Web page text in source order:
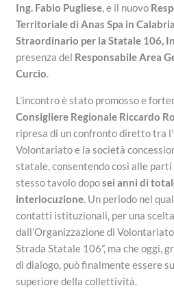
Ing. Fabio Pugliese, e il nuovo
Territoriale di Anas Spa in
Straordinario per la Statale 106,
presenza del Responsabile Area
Curcio.
L’incontro è stato promosso e
Consigliere Regionale Riccardo
ripresa di un confronto diretto tra
Volontariato e la società
statale, consentendo così alle
stesso tavolo doposei anni di
interlocuzione. Un periodo nel
contatti istituzionali, per una scelta
dall’Organizzazione di
Strada Statale 106”, ma che oggi,
di dialogo, può finalmente essere
superiore della collettività.